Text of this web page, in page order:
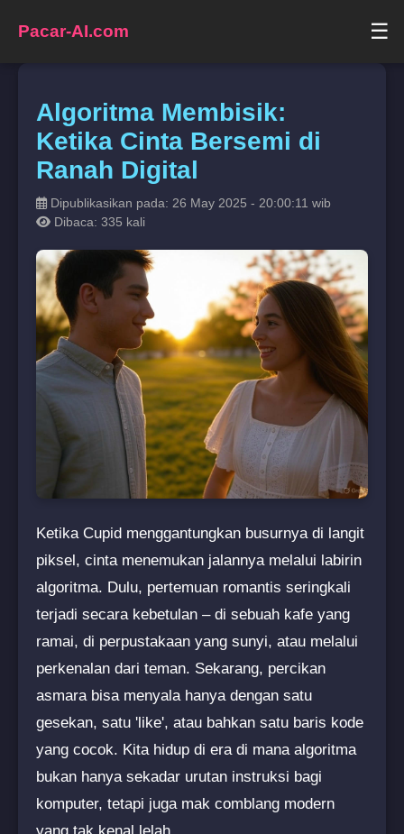
Pacar-AI.com ☰
Algoritma Membisik:
Ketika Cinta Bersemi di
Ranah Digital
Dipublikasikan pada: 26 May 2025 - 20:00:11 wib
Dibaca: 335 kali
Ketika Cupid menggantungkan busurnya di langit
piksel, cinta menemukan jalannya melalui labirin
algoritma. Dulu, pertemuan romantis seringkali
terjadi secara kebetulan – di sebuah kafe yang
ramai, di perpustakaan yang sunyi, atau melalui
perkenalan dari teman. Sekarang, percikan
asmara bisa menyala hanya dengan satu
gesekan, satu 'like', atau bahkan satu baris kode
yang cocok. Kita hidup di era di mana algoritma
bukan hanya sekadar urutan instruksi bagi
komputer, tetapi juga mak comblang modern